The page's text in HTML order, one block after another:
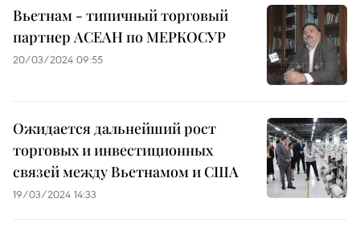
Вьетнам - типичный торговый
партнер АСЕАН по МЕРКОСУР
20/03/2024 09:55
Ожидается дальнейший рост
торговых и инвестиционных
связей между Вьетнамом и США
19/03/2024 14:33